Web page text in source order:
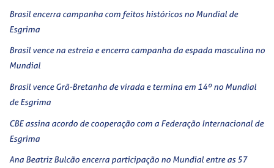
Brasil encerra campanha com feitos históricos no Mundial de
Esgrima
Brasil vence na estreia e encerra campanha da espada masculina no
Mundial
Brasil vence Grã-Bretanha de virada e termina em 14º no Mundial
de Esgrima
CBE assina acordo de cooperação com a Federação Internacional de
Esgrima
Ana Beatriz Bulcão encerra participação no Mundial entre as 57